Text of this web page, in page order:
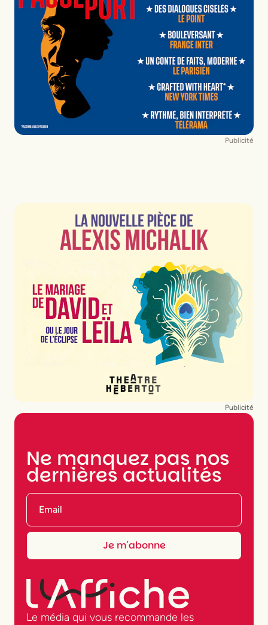
Publicité
Publicité
Ne manquez pas nos
dernières actualités
Le média qui vous recommande les